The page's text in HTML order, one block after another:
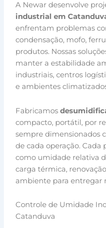
A Newar desenvolve
industrial em
enfrentam problemas
condensação, mofo,
produtos. Nossas
manter a estabilidade
industriais, centros
e ambientes
Fabricamos
compacto, portátil, por
sempre dimensionados
de cada operação. Cada
como umidade relativa
carga térmica,
ambiente para entregar
Controle de Umidade
Catanduva